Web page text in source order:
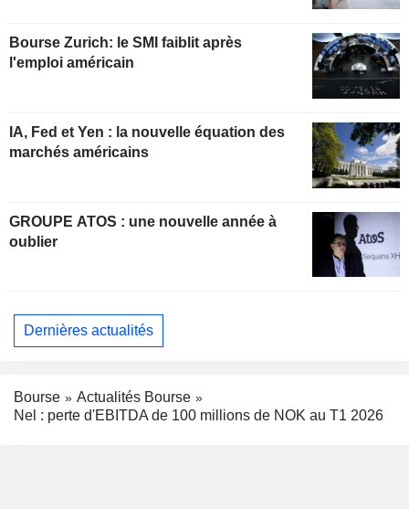
Bourse Zurich: le SMI faiblit après
l'emploi américain
IA, Fed et Yen : la nouvelle équation des
marchés américains
GROUPE ATOS : une nouvelle année à
oublier
Dernières actualités
Bourse
Actualités Bourse
Nel : perte d'EBITDA de 100 millions de NOK au T1 2026